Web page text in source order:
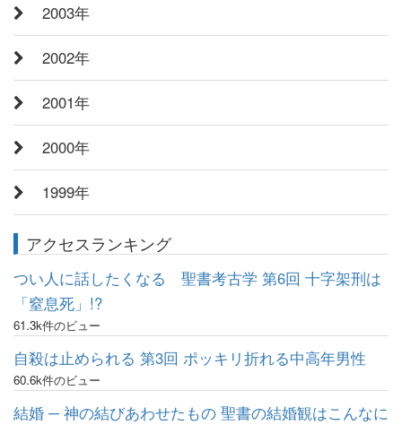
2003年
2002年
2001年
2000年
1999年
アクセスランキング
つい人に話したくなる 聖書考古学 第6回 十字架刑は
「窒息死」!?
61.3k件のビュー
自殺は止められる 第3回 ポッキリ折れる中高年男性
60.6k件のビュー
結婚 ─ 神の結びあわせたもの 聖書の結婚観はこんなに